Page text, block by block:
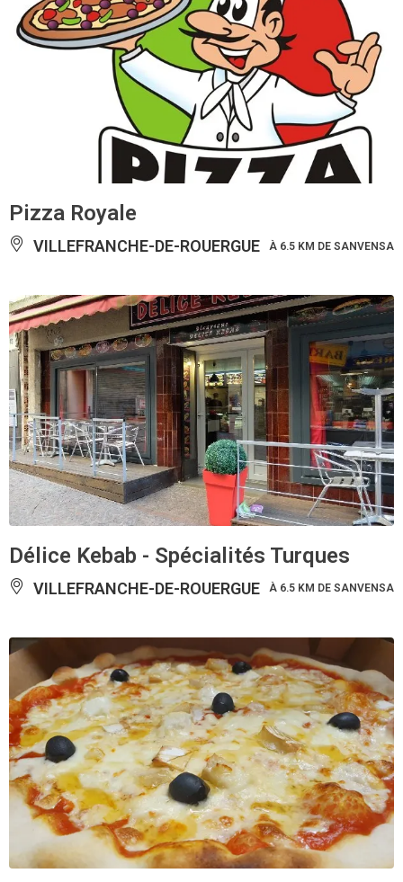
Pizza Royale
VILLEFRANCHE-DE-ROUERGUE À 6.5 KM DE SANVENSA
Délice Kebab - Spécialités Turques
VILLEFRANCHE-DE-ROUERGUE À 6.5 KM DE SANVENSA